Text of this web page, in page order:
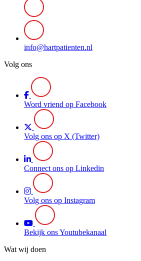
info@hartpatienten.nl
Volg ons
Word vriend op Facebook
Volg ons op X (Twitter)
Connect ons op Linkedin
Volg ons op Instagram
Bekijk ons Youtubekanaal
Wat wij doen